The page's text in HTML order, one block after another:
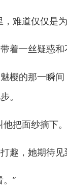
难道仅仅是为
一丝疑惑和
的那一瞬间
。
把面纱摘下
，她期待见
”